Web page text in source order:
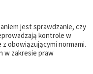
jest sprawdzanie, czy
kontrole w
obowiązującymi normami.
w zakresie praw